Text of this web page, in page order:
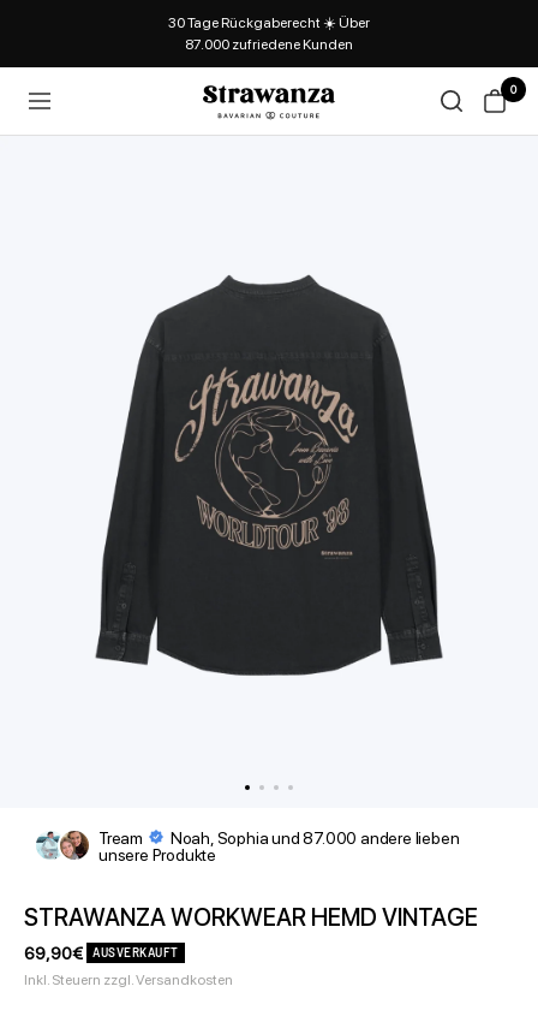
30 Tage Rückgaberecht ☀️ Über
87.000 zufriedene Kunden
Navigation
Strawanza 0
Tream
Noah, Sophia und 87.000 andere lieben
unsere Produkte
STRAWANZA WORKWEAR HEMD VINTAGE
Angebotspreis
69,90€ AUSVERKAUFT
Inkl. Steuern zzgl. Versandkosten